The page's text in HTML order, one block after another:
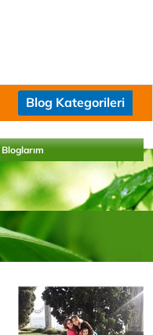
Blog Kategorileri
Bloglarım